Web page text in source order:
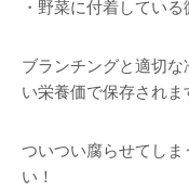
・野菜に付着してい
ブランチングと適切
い栄養価で保存されま
ついつい腐らせてしま
い！